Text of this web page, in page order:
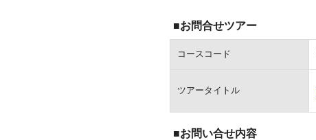
■お問合せツアー
コースコード
ツアータイトル
■お問い合せ内容